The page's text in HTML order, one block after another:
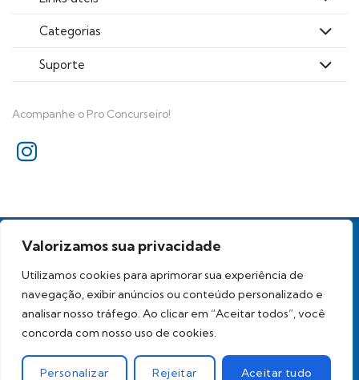
Valorizamos sua privacidade
Utilizamos cookies para aprimorar sua experiência de
navegação, exibir anúncios ou conteúdo personalizado e
analisar nosso tráfego. Ao clicar em “Aceitar todos”, você
concorda com nosso uso de cookies.
Personalizar Rejeitar Aceitar tudo
Categorias
Suporte
Acompanhe o Pro Concurseiro!
Proconcurseiro Análises para Concursos Ltda. - CNPJ